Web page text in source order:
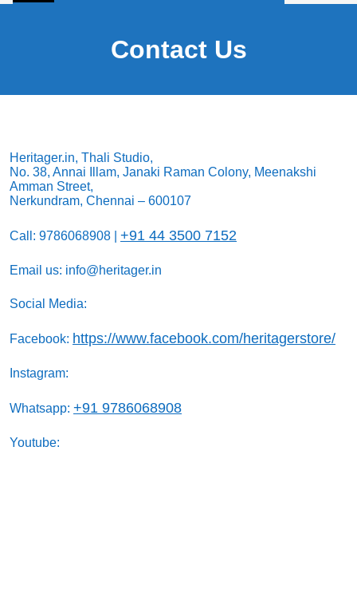
Contact Us
Heritager.in, Thali Studio,
No. 38, Annai Illam, Janaki Raman Colony, Meenakshi
Amman Street,
Nerkundram, Chennai – 600107
Call: 9786068908 | +91 44 3500 7152
Email us: info@heritager.in
Social Media:
Facebook: https://www.facebook.com/heritagerstore/
Instagram:
Whatsapp: +91 9786068908
Youtube: